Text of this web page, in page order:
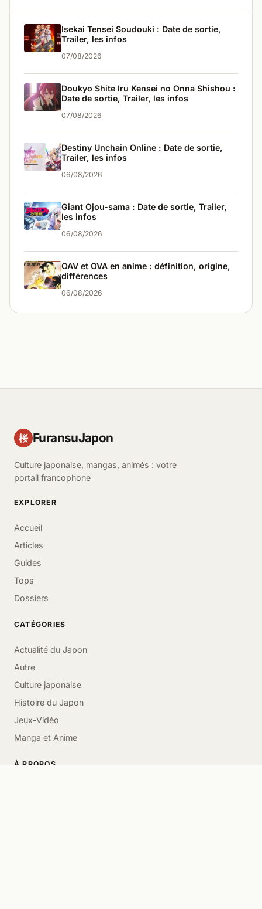
Isekai Tensei Soudouki : Date de sortie,
Trailer, les infos
07/08/2026
Doukyo Shite Iru Kensei no Onna Shishou :
Date de sortie, Trailer, les infos
07/08/2026
Destiny Unchain Online : Date de sortie,
Trailer, les infos
06/08/2026
Giant Ojou-sama : Date de sortie, Trailer,
les infos
06/08/2026
OAV et OVA en anime : définition, origine,
différences
06/08/2026
桜 FuransuJapon
Culture japonaise, mangas, animés : votre
portail francophone
EXPLORER
Accueil
Articles
Guides
Tops
Dossiers
CATÉGORIES
Actualité du Japon
Autre
Culture japonaise
Histoire du Japon
Jeux-Vidéo
Manga et Anime
À PROPOS